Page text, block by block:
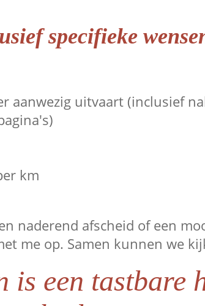
specifieke
aanwezig uitvaart (inclusief
km
naderend afscheid of een
me op. Samen kunnen we
is een tastbare